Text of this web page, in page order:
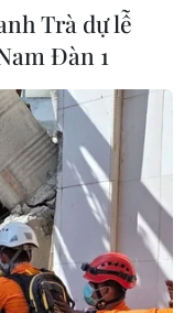
Trà dự lễ
Đàn 1